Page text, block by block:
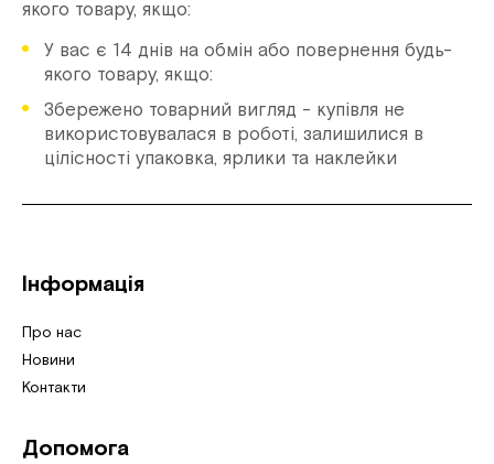
якого товару, якщо:
У вас є 14 днів на обмін або повернення будь-
якого товару, якщо:
Збережено товарний вигляд - купівля не
використовувалася в роботі, залишилися в
цілісності упаковка, ярлики та наклейки
Інформація
Про нас
Новини
Контакти
Допомога